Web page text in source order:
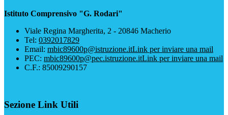
Istituto Comprensivo "G. Rodari"
Viale Regina Margherita, 2 - 20846 Macherio
Tel: 0392017829
Email: mbic89600p@istruzione.itLink per inviare una mail
PEC: mbic89600p@pec.istruzione.itLink per inviare una mail
C.F.: 85009290157
Sezione Link Utili